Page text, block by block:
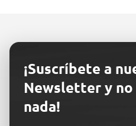
¡Suscríbete a
Newsletter y
nada!